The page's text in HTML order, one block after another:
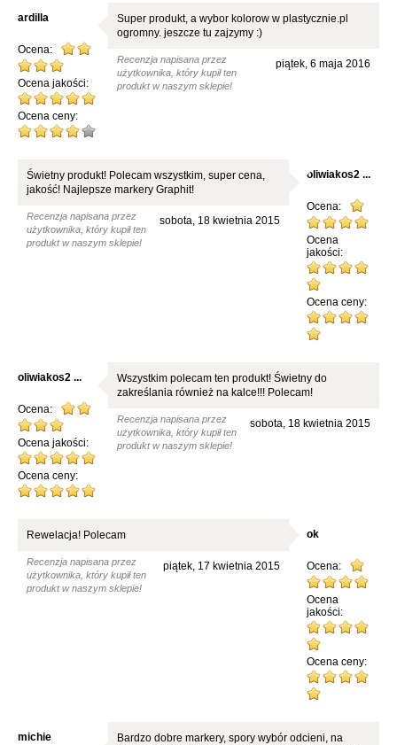
ardilla
Ocena:
Ocena jakości:
Ocena ceny:
Super produkt, a wybor kolorow w plastycznie.pl
ogromny. jeszcze tu zajzymy :)
piątek, 6 maja 2016
Recenzja napisana przez
użytkownika, który kupił ten
produkt w naszym sklepie!
oliwiakos2 ...
Ocena:
Ocena
jakości:
Ocena ceny:
Świetny produkt! Polecam wszystkim, super cena,
jakość! Najlepsze markery Graphit!
sobota, 18 kwietnia 2015
Recenzja napisana przez
użytkownika, który kupił ten
produkt w naszym sklepie!
oliwiakos2 ...
Ocena:
Ocena jakości:
Ocena ceny:
Wszystkim polecam ten produkt! Świetny do
zakreślania również na kalce!!! Polecam!
sobota, 18 kwietnia 2015
Recenzja napisana przez
użytkownika, który kupił ten
produkt w naszym sklepie!
ok
Ocena:
Ocena
jakości:
Ocena ceny:
Rewelacja! Polecam
piątek, 17 kwietnia 2015
Recenzja napisana przez
użytkownika, który kupił ten
produkt w naszym sklepie!
michie
Bardzo dobre markery, spory wybór odcieni, na